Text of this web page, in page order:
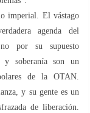
imperial. El vástago
agenda del
no por su supuesto
y soberanía son un
de la OTAN.
y su gente es un
de liberación.